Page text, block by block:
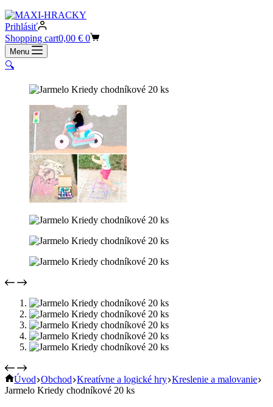
Prihlásiť
Shopping cart0,00 € 0
Menu
🔍
Úvod Obchod Kreatívne a logické hry Kreslenie a malovanie
Jarmelo Kriedy chodníkové 20 ks